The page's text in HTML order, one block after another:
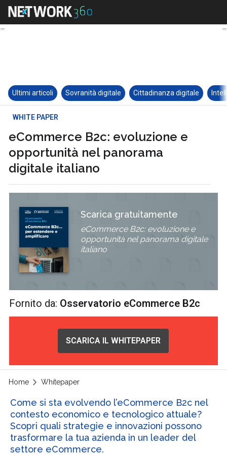
Ultimi articoli Sovranità digitale Cittadinanza digitale
WHITE PAPER
eCommerce B2c: evoluzione e
opportunità nel panorama
digitale italiano
Scarica gratuitamente
eCommerce B2c: evoluzione e
opportunità nel panorama digitale
italiano
Fornito da: Osservatorio eCommerce B2c
SCARICA IL WHITEPAPER
Home Whitepaper
Come si sta evolvendo l’eCommerce B2c nel
contesto economico e tecnologico attuale?
Scopri quali strategie e innovazioni possono
trasformare la tua azienda in un leader del
settore eCommerce.